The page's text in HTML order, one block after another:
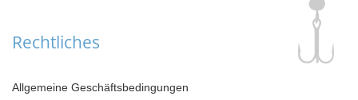
Rechtliches
Allgemeine Geschäftsbedingungen